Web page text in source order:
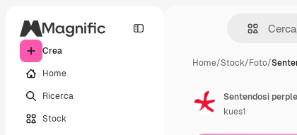
Crea
Home
Ricerca
Stock
Home/Stock/Foto/
Sentendosi
kues1